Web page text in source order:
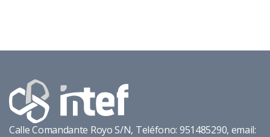
Calle Comandante Royo S/N, Teléfono: 951485290, email: